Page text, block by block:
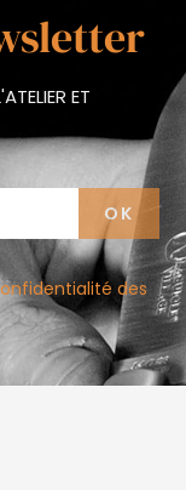
ET
des